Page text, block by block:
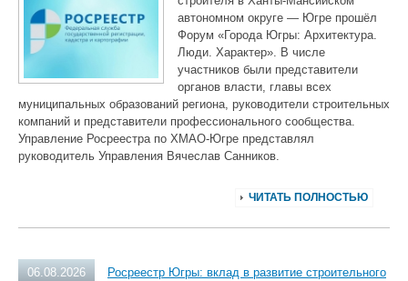
автономном округе — Югре прошёл
Форум «Города Югры: Архитектура.
Люди. Характер». В числе
участников были представители
органов власти, главы всех
муниципальных образований региона, руководители строительных
компаний и представители профессионального сообщества.
Управление Росреестра по ХМАО‑Югре представлял
руководитель Управления Вячеслав Санников.
ЧИТАТЬ ПОЛНОСТЬЮ
06.08.2026
Росреестр Югры: вклад в развитие строительного